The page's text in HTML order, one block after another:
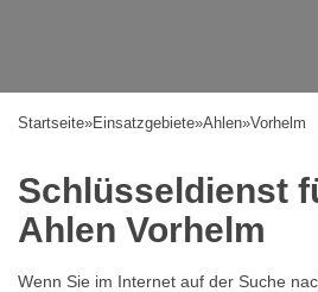
Startseite»Einsatzgebiete»Ahlen»Vorhelm
Schlüsseldienst
Ahlen Vorhelm
Wenn Sie im Internet auf der Suche